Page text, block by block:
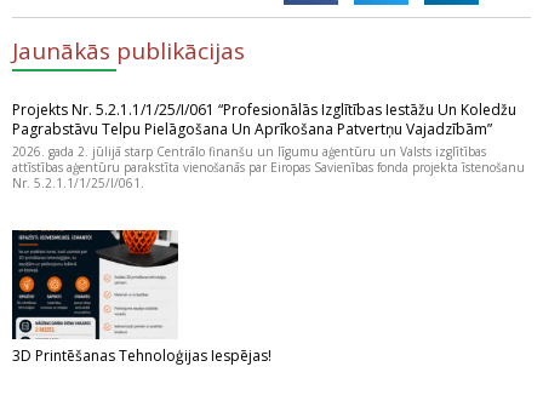
Jaunākās publikācijas
Projekts Nr. 5.2.1.1/1/25/I/061 “Profesionālās Izglītības Iestāžu Un Koledžu
Pagrabstāvu Telpu Pielāgošana Un Aprīkošana Patvertņu Vajadzībām”
2026. gada 2. jūlijā starp Centrālo finanšu un līgumu aģentūru un Valsts izglītības
attīstības aģentūru parakstīta vienošanās par Eiropas Savienības fonda projekta īstenošanu
Nr. 5.2.1.1/1/25/I/061.
3D Printēšanas Tehnoloģijas Iespējas!